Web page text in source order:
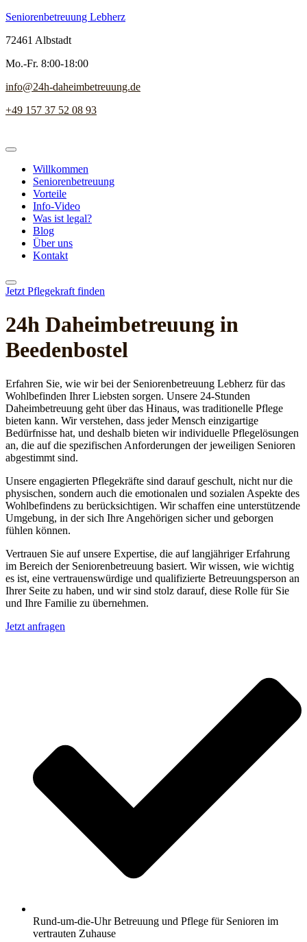
Seniorenbetreuung Lebherz
72461 Albstadt
Mo.-Fr. 8:00-18:00
info@24h-daheimbetreuung.de
+49 157 37 52 08 93
Willkommen
Seniorenbetreuung
Vorteile
Info-Video
Was ist legal?
Blog
Über uns
Kontakt
Jetzt Pflegekraft finden
24h Daheim­betreuung in
Beedenbostel
Erfahren Sie, wie wir bei der Seniorenbetreuung Lebherz für das
Wohlbefinden Ihrer Liebsten sorgen. Unsere 24-Stunden
Daheimbetreuung geht über das Hinaus, was traditionelle Pflege
bieten kann. Wir verstehen, dass jeder Mensch einzigartige
Bedürfnisse hat, und deshalb bieten wir individuelle Pflegelösungen
an, die auf die spezifischen Anforderungen der jeweiligen Senioren
abgestimmt sind.
Unsere engagierten Pflegekräfte sind darauf geschult, nicht nur die
physischen, sondern auch die emotionalen und sozialen Aspekte des
Wohlbefindens zu berücksichtigen. Wir schaffen eine unterstützende
Umgebung, in der sich Ihre Angehörigen sicher und geborgen
fühlen können.
Vertrauen Sie auf unsere Expertise, die auf langjähriger Erfahrung
im Bereich der Seniorenbetreuung basiert. Wir wissen, wie wichtig
es ist, eine vertrauenswürdige und qualifizierte Betreuungsperson an
Ihrer Seite zu haben, und wir sind stolz darauf, diese Rolle für Sie
und Ihre Familie zu übernehmen.
Jetzt anfragen
Rund-um-die-Uhr Betreuung und Pflege für Senioren im
vertrauten Zuhause